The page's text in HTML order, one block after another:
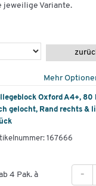
jeweilige Variante.
Mehr
Oxford A4+,
gelocht, Rand rechts &
167666
4 Pak. à
-